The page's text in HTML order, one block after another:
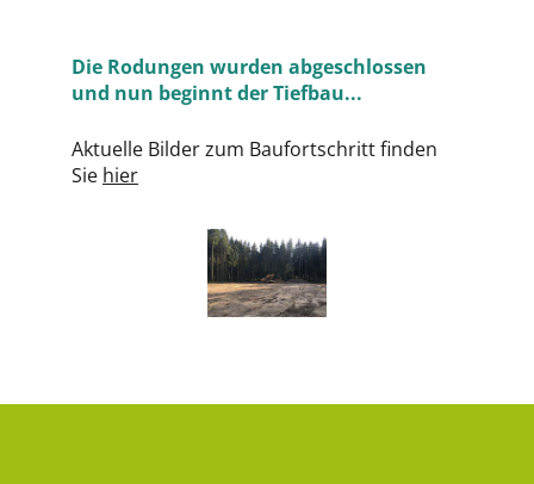
Die Rodungen wurden abgeschlossen
und nun beginnt der Tiefbau...
Aktuelle Bilder zum Baufortschritt finden
Sie hier